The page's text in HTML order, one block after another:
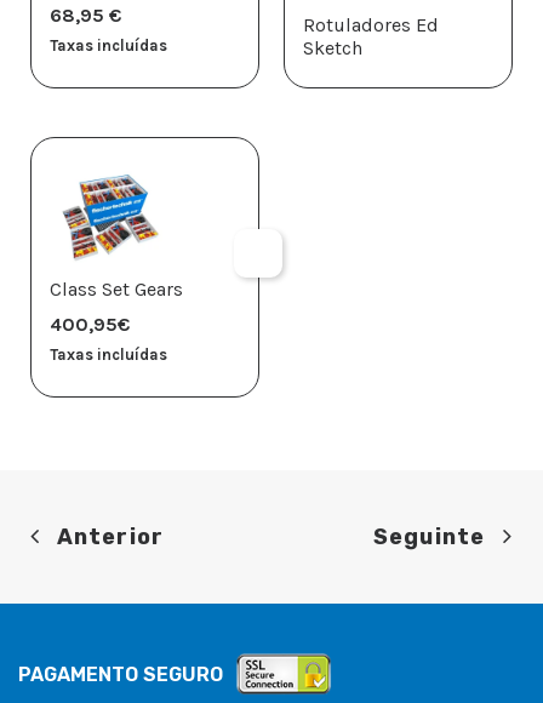
68,95 €
Taxas incluídas
Rotuladores Ed
Sketch
Class Set Gears
400,95€
Taxas incluídas
Anterior Seguinte
PAGAMENTO SEGURO